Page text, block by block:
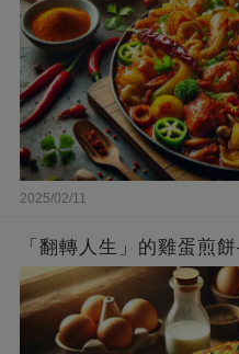
2025/02/11
「翻轉人生」的雞蛋煎